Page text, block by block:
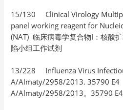
15/130 Clinical Virology
panel working reagent for
(NAT) 临床病毒学复合物I：核酸
陷小组工作试剂
13/228 Influenza Virus
A/Almaty/2958/2013. 35790 E4
A/Almaty/2958/2013。35790 E4